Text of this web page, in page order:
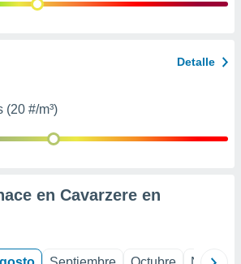
Detalle
(20 #/m³)
en Cavarzere en